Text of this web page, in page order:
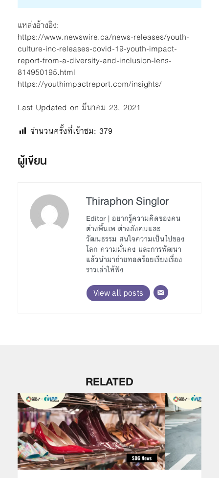
แหล่งอ้างอิง:
https://www.newswire.ca/news-releases/youth-
culture-inc-releases-covid-19-youth-impact-
report-from-a-diversity-and-inclusion-lens-
814950195.html
https://youthimpactreport.com/insights/
Last Updated on มีนาคม 23, 2021
จำนวนครั้งที่เข้าชม: 379
ผู้เขียน
Thiraphon Singlor
Editor | อยากรู้ความคิดของคน
ต่างพื้นเพ ต่างสังคมและ
วัฒนธรรม สนใจความเป็นไปของ
โลก ความมั่นคง และการพัฒนา
แล้วนำมาถ่ายทอดร้อยเรียงเรื่อง
ราวเล่าให้ฟัง
View all posts
RELATED